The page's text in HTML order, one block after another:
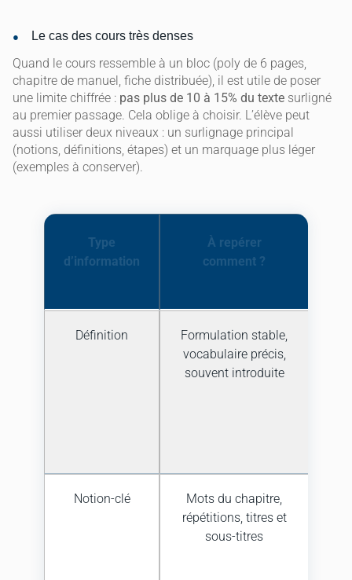
Le cas des cours très denses
Quand le cours ressemble à un bloc (poly de 6 pages,
chapitre de manuel, fiche distribuée), il est utile de poser
une limite chiffrée : pas plus de 10 à 15% du texte surligné
au premier passage. Cela oblige à choisir. L’élève peut
aussi utiliser deux niveaux : un surlignage principal
(notions, définitions, étapes) et un marquage plus léger
(exemples à conserver).
Type
d’information
À repérer
comment ?
Définition
Formulation stable,
vocabulaire précis,
souvent introduite
Notion-clé
Mots du chapitre,
répétitions, titres et
sous-titres